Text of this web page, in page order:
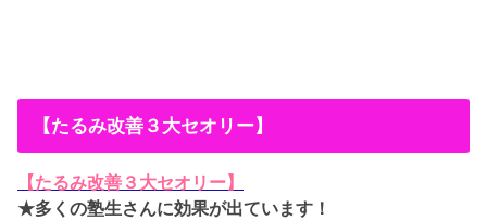
【たるみ改善３大セオリー】
【たるみ改善３大セオリー】
★多くの塾生さんに効果が出ています！